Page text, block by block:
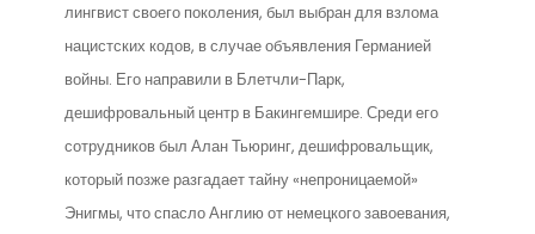
лингвист своего поколения, был выбран для взлома
нацистских кодов, в случае объявления Германией
войны. Его направили в Блетчли-Парк,
дешифровальный центр в Бакингемшире. Среди его
сотрудников был Алан Тьюринг, дешифровальщик,
который позже разгадает тайну «непроницаемой»
Энигмы, что спасло Англию от немецкого завоевания,